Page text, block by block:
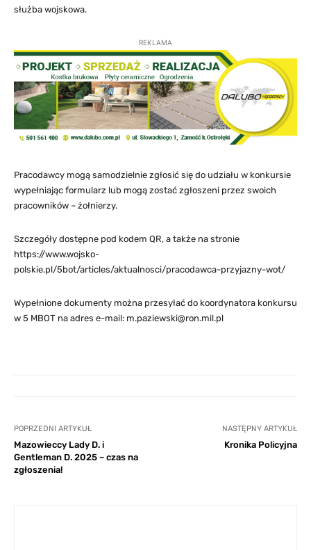
służba wojskowa.
REKLAMA
Pracodawcy mogą samodzielnie zgłosić się do udziału w konkursie
wypełniając formularz lub mogą zostać zgłoszeni przez swoich
pracowników – żołnierzy.
Szczegóły dostępne pod kodem QR, a także na stronie
https://www.wojsko-
polskie.pl/5bot/articles/aktualnosci/pracodawca-przyjazny-wot/
Wypełnione dokumenty można przesyłać do koordynatora konkursu
w 5 MBOT na adres e-mail: m.paziewski@ron.mil.pl
POPRZEDNI ARTYKUŁ
Mazowieccy Lady D. i
Gentleman D. 2025 – czas na
zgłoszenia!
NASTĘPNY ARTYKUŁ
Kronika Policyjna